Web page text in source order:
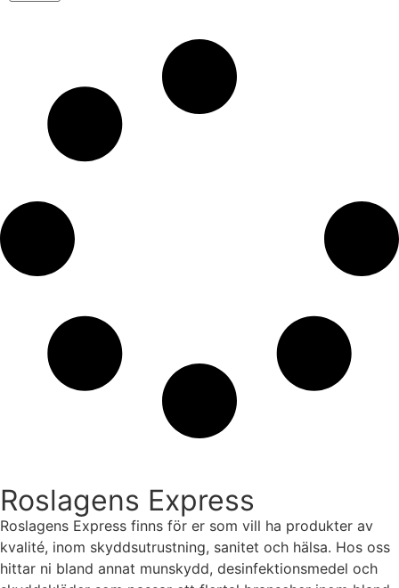
Roslagens Express
Roslagens Express finns för er som vill ha produkter av
kvalité, inom skyddsutrustning, sanitet och hälsa. Hos oss
hittar ni bland annat munskydd, desinfektionsmedel och